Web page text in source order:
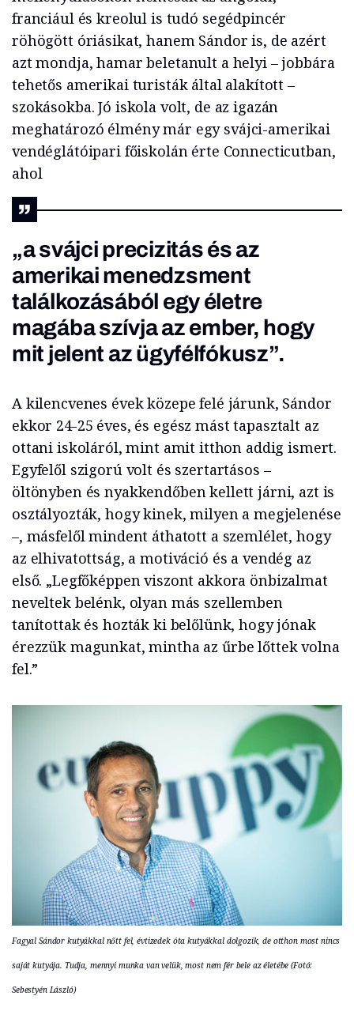
franciául és kreolul is tudó segédpincér
röhögött óriásikat, hanem Sándor is, de azért
azt mondja, hamar beletanult a helyi – jobbára
tehetős amerikai turisták által alakított –
szokásokba. Jó iskola volt, de az igazán
meghatározó élmény már egy svájci-amerikai
vendéglátóipari főiskolán érte Connecticutban,
ahol
„a svájci precizitás és az
amerikai menedzsment
találkozásából egy életre
magába szívja az ember, hogy
mit jelent az ügyfélfókusz”.
A kilencvenes évek közepe felé járunk, Sándor
ekkor 24-25 éves, és egész mást tapasztalt az
ottani iskoláról, mint amit itthon addig ismert.
Egyfelől szigorú volt és szertartásos –
öltönyben és nyakkendőben kellett járni, azt is
osztályozták, hogy kinek, milyen a megjelenése
–, másfelől mindent áthatott a szemlélet, hogy
az elhivatottság, a motiváció és a vendég az
első. „Legfőképpen viszont akkora önbizalmat
neveltek belénk, olyan más szellemben
tanítottak és hozták ki belőlünk, hogy jónak
érezzük magunkat, mintha az űrbe lőttek volna
fel.”
Fagyal Sándor kutyákkal nőtt fel, évtizedek óta kutyákkal dolgozik, de otthon most nincs
saját kutyája. Tudja, mennyi munka van velük, most nem fér bele az életébe (Fotó:
Sebestyén László)